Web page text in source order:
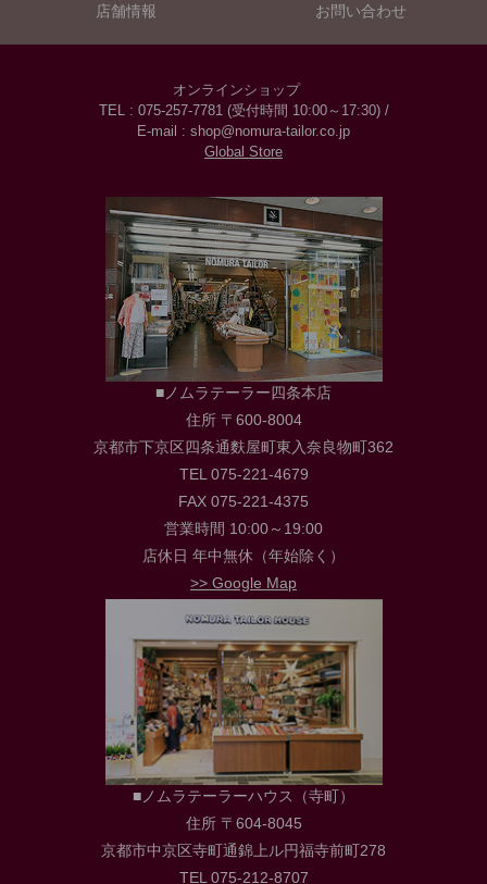
店舗情報 お問い合わせ
オンラインショップ
TEL : 075-257-7781 (受付時間 10:00～17:30) /
E-mail : shop@nomura-tailor.co.jp
Global Store
■ノムラテーラー四条本店
住所 〒600-8004
京都市下京区四条通麩屋町東入奈良物町362
TEL 075-221-4679
FAX 075-221-4375
営業時間 10:00～19:00
店休日 年中無休（年始除く）
>> Google Map
■ノムラテーラーハウス（寺町）
住所 〒604-8045
京都市中京区寺町通錦上ル円福寺前町278
TEL 075-212-8707